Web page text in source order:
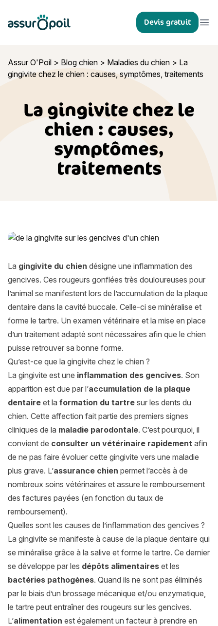
Assur O'Poil Devis gratuit
Assur O'Poil > Blog chien > Maladies du chien > La
gingivite chez le chien : causes, symptômes, traitements
La gingivite chez le
chien : causes,
symptômes,
traitements
La gingivite chez le chien : causes, symptômes, traitements
La gingivite du chien désigne une inflammation des
gencives. Ces rougeurs gonflées très douloureuses pour
l’animal se manifestent lors de l’accumulation de la plaque
dentaire dans la cavité buccale. Celle-ci se minéralise et
forme le tartre. Un examen vétérinaire et la mise en place
d’un traitement adapté sont nécessaires afin que le chien
puisse retrouver sa bonne forme.
Qu’est-ce que la gingivite chez le chien ?
La gingivite est une inflammation des gencives. Son
apparition est due par l’accumulation de la plaque
dentaire et la formation du tartre sur les dents du
chien. Cette affection fait partie des premiers signes
cliniques de la maladie parodontale. C’est pourquoi, il
convient de consulter un vétérinaire rapidement afin
de ne pas faire évoluer cette gingivite vers une maladie
plus grave. L’assurance chien permet l’accès à de
nombreux soins vétérinaires et assure le remboursement
des factures payées (en fonction du taux de
remboursement).
Quelles sont les causes de l’inflammation des gencives ?
La gingivite se manifeste à cause de la plaque dentaire qui
se minéralise grâce à la salive et forme le tartre. Ce dernier
se développe par les dépôts alimentaires et les
bactéries pathogènes. Quand ils ne sont pas éliminés
par le biais d’un brossage mécanique et/ou enzymatique,
le tartre peut entraîner des rougeurs sur les gencives.
L’alimentation est également un facteur à prendre en